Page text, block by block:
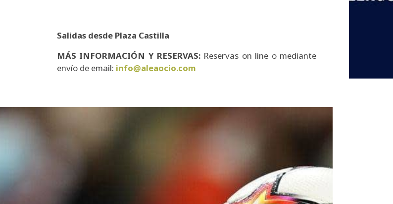
Salidas desde Plaza Castilla
MÁS INFORMACIÓN Y RESERVAS: Reservas on line o mediante
envío de email: info@aleaocio.com